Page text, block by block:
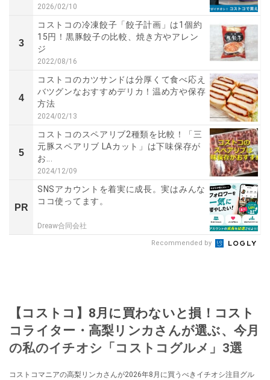
2026/02/10
3
コストコの冷凍餃子「餃子計画」は1個約
15円！黒豚餃子の比較、焼き方やアレン
ジ
2022/08/16
4
コストコのカツサンドは分厚くて食べ応え
バツグンなおすすめデリカ！温め方や保存
方法
2024/02/13
5
コストコのスペアリブ2種類を比較！「三
元豚スペアリブ LAカット」は下味保存が
お...
2024/12/09
PR
SNSアカウントを着実に成長。実はみんな
ココ使ってます。
Dreaw合同会社
Recommended by
【コストコ】8月に買わないと損！コスト
コライター・高梨リンカさんが選ぶ、今月
の私のイチオシ「コストコグルメ」3選
コストコマニアの高梨リンカさんが2026年8月に買うべきイチオシ注目グル